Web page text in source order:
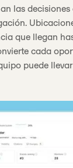
las decisiones
que llegan
cada
puede